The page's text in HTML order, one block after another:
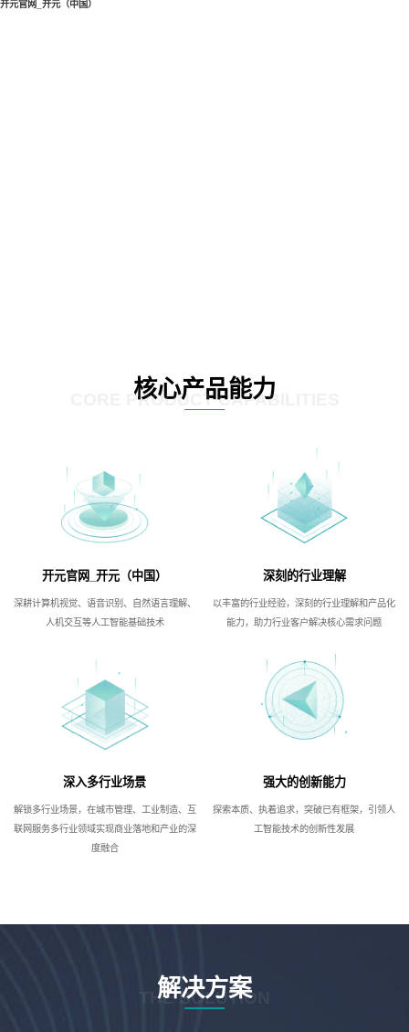
开元官网_开元（中国）
核心产品能力
CORE PRODUCT CAPABILITIES
开元官网_开元（中国）
深耕计算机视觉、语音识别、自然语言理解、
人机交互等人工智能基础技术
深刻的行业理解
以丰富的行业经验，深刻的行业理解和产品化
能力，助力行业客户解决核心需求问题
深入多行业场景
解锁多行业场景，在城市管理、工业制造、互
联网服务多行业领域实现商业落地和产业的深
度融合
强大的创新能力
探索本质、执着追求，突破已有框架，引领人
工智能技术的创新性发展
解决方案
THE SOLUTION